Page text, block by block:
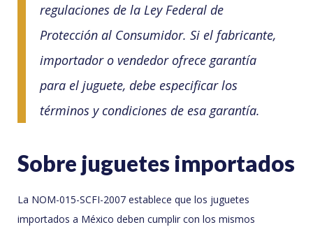
regulaciones de la Ley Federal de
Protección al Consumidor. Si el fabricante,
importador o vendedor ofrece garantía
para el juguete, debe especificar los
términos y condiciones de esa garantía.
Sobre juguetes importados
La NOM-015-SCFI-2007 establece que los juguetes
importados a México deben cumplir con los mismos